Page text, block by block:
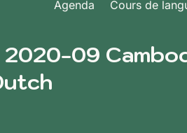
Agenda Cours de
2020-09